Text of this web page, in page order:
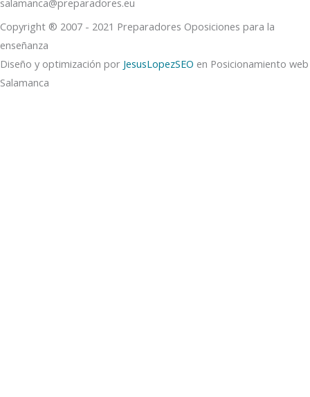
Copyright ® 2007 - 2021 Preparadores Oposiciones para la
enseñanza
Diseño y optimización por JesusLopezSEO en Posicionamiento web
Salamanca